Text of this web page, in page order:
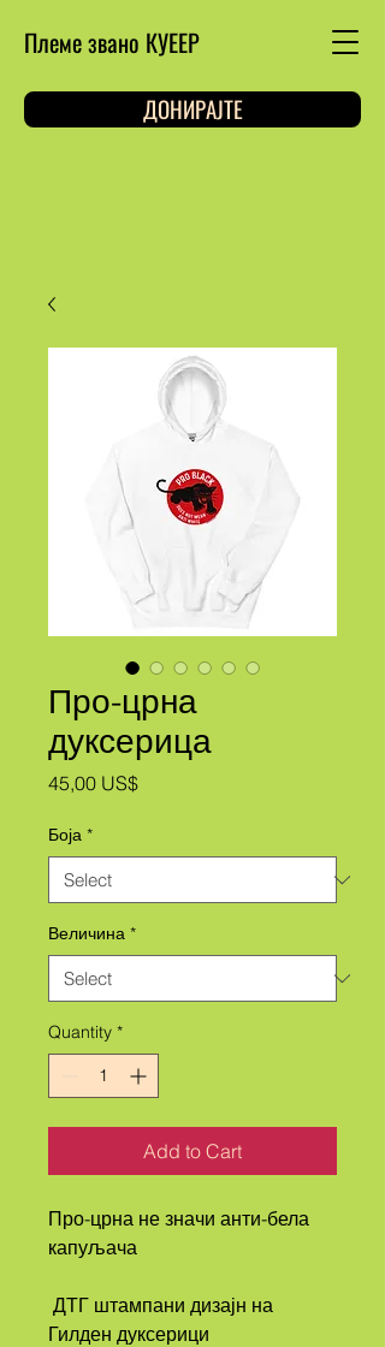
Племе звано КУЕЕР
ДОНИРАЈТЕ
Про-црна
дуксерица
45,00 US$Price
Боја *
Величина *
Quantity *
Add to Cart
Про-црна не значи анти-бела
капуљача
Гилден дуксерици